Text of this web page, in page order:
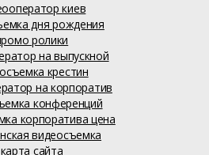
киев
дня рождения
ролики
на выпускной
крестин
на корпоратив
конференций
корпоратива цена
видеосъемка
карта сайта